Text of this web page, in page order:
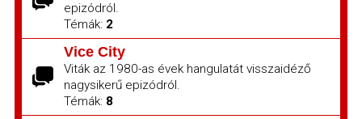
epizódról.
Témák: 2
Vice City
Viták az 1980-as évek hangulatát visszaidéző
nagysikerű epizódról.
Témák: 8